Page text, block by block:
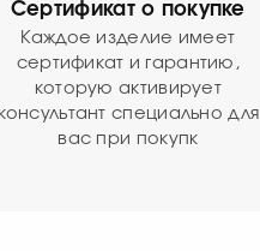
Сертификат о покупке
Каждое изделие имеет
сертификат и гарантию,
которую активирует
консультант специально для
вас при покупк